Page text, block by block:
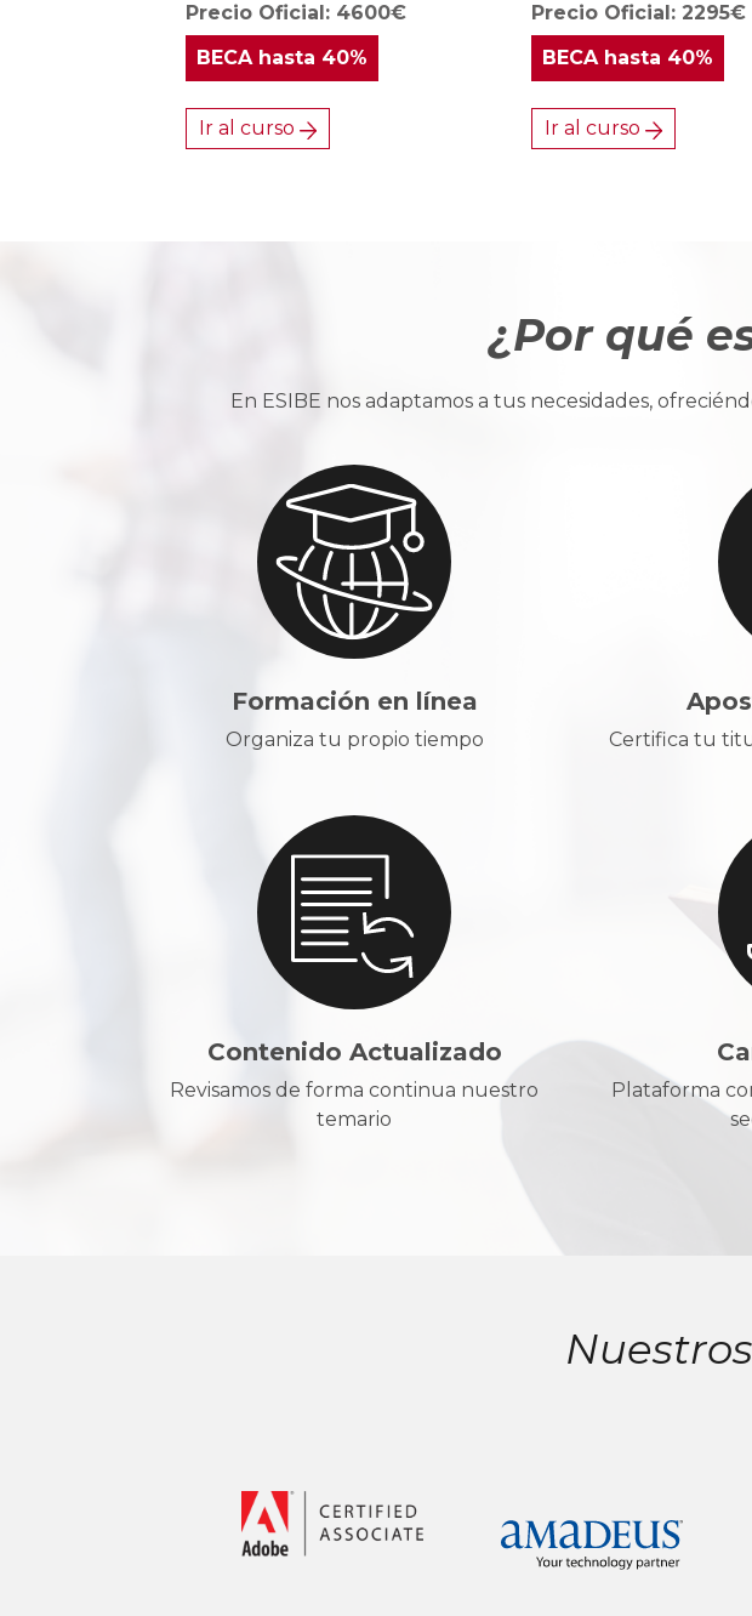
Precio Oficial: 4600€
BECAhasta 40%
Ir al curso
Precio Oficial: 2295€
BECAhasta 40%
Ir al curso
¿Por qué
En ESIBE nos adaptamos a tus necesidades,
Formación en línea
Organiza tu propio tiempo Certifica tu
Contenido Actualizado
Revisamos de forma continua nuestro
temario
Plataforma